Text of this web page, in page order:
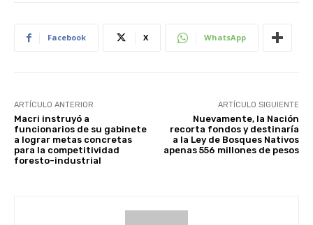
Facebook X WhatsApp
ARTÍCULO ANTERIOR
Macri instruyó a
funcionarios de su gabinete
a lograr metas concretas
para la competitividad
foresto-industrial
ARTÍCULO SIGUIENTE
Nuevamente, la Nación
recorta fondos y destinaría
a la Ley de Bosques Nativos
apenas 556 millones de pesos